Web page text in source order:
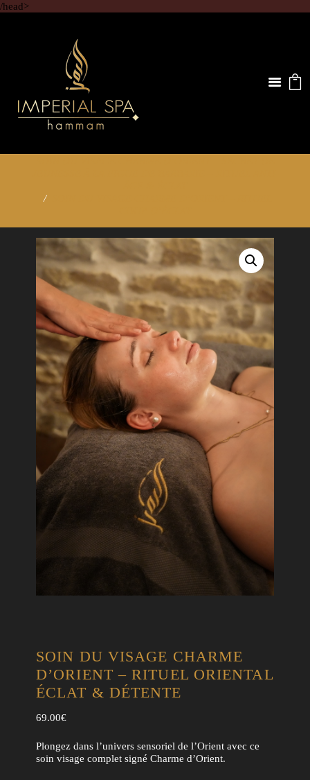
/head>
SOIN DU VISAGE CHARME
D’ORIENT – RITUEL ORIENTAL
ÉCLAT & DÉTENTE
69.00€
Plongez dans l’univers sensoriel de l’Orient avec ce
soin visage complet signé Charme d’Orient.